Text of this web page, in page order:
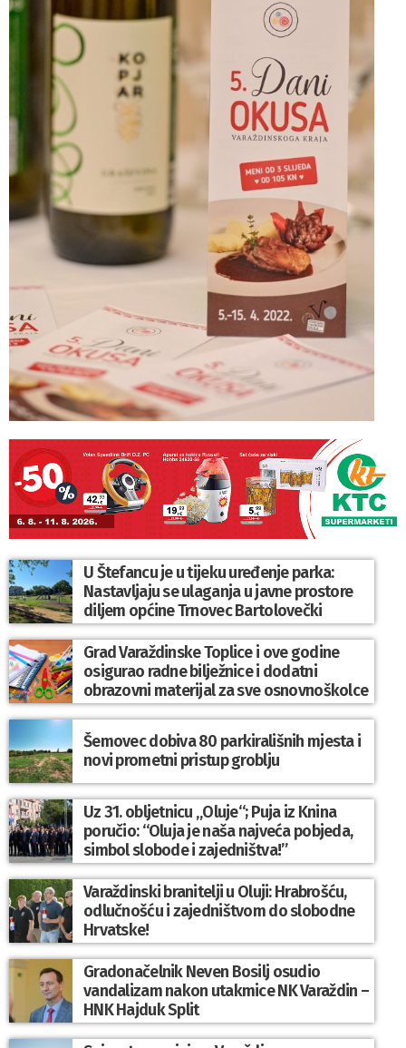
U Štefancu je u tijeku uređenje parka:
Nastavljaju se ulaganja u javne prostore
diljem općine Trnovec Bartolovečki
Grad Varaždinske Toplice i ove godine
osigurao radne bilježnice i dodatni
obrazovni materijal za sve osnovnoškolce
Šemovec dobiva 80 parkirališnih mjesta i
novi prometni pristup groblju
Uz 31. obljetnicu „Oluje“; Puja iz Knina
poručio: “Oluja je naša najveća pobjeda,
simbol slobode i zajedništva!”
Varaždinski branitelji u Oluji: Hrabrošću,
odlučnošću i zajedništvom do slobodne
Hrvatske!
Gradonačelnik Neven Bosilj osudio
vandalizam nakon utakmice NK Varaždin –
HNK Hajduk Split